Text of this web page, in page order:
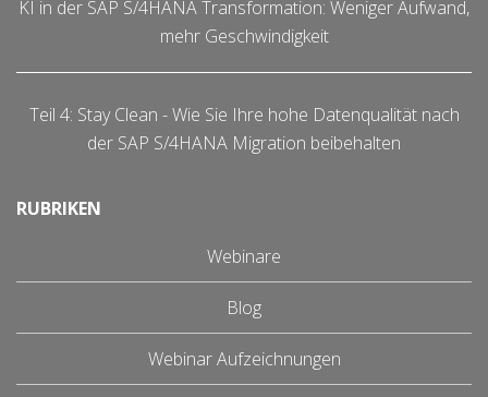
KI in der SAP S/4HANA Transformation: Weniger Aufwand,
mehr Geschwindigkeit
Teil 4: Stay Clean - Wie Sie Ihre hohe Datenqualität nach
der SAP S/4HANA Migration beibehalten
RUBRIKEN
Webinare
Blog
Webinar Aufzeichnungen